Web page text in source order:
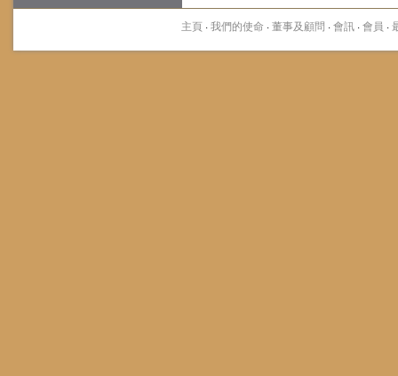
主頁·我們的使命 ·董事及顧問 ·會訊·會員 ·